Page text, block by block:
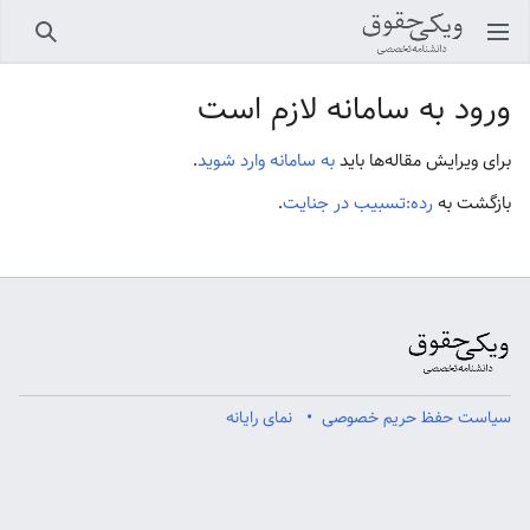
باز کردن منو اصلی جستجو
ورود به سامانه لازم است
برای ویرایش مقاله‌ها بایدبه سامانه وارد شوید.
بازگشت به رده:تسبیب در جنایت.
سیاست حفظ حریم خصوصی نمای رایانه